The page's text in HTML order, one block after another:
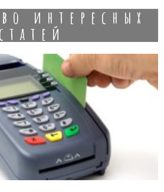
интересных
статей